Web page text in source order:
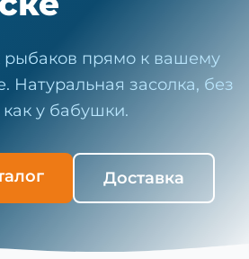
рыбаков прямо к вашему
Натуральная засолка, без
у бабушки.
Доставка